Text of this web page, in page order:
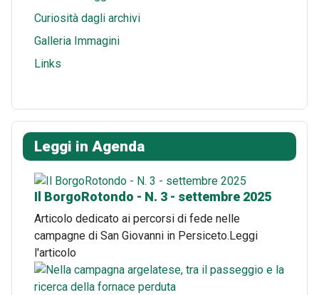
Curiosità dagli archivi
Galleria Immagini
Links
Leggi in Agenda
Il BorgoRotondo - N. 3 - settembre 2025
Articolo dedicato ai percorsi di fede nelle
campagne di San Giovanni in Persiceto.Leggi
l'articolo